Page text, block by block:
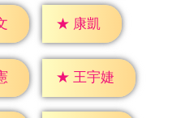
★ 康凱
★ 王宇婕